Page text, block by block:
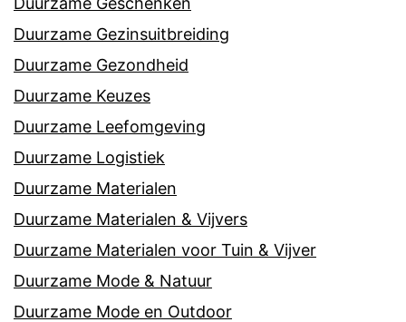
Duurzame Gezinsuitbreiding
Duurzame Gezondheid
Duurzame Keuzes
Duurzame Leefomgeving
Duurzame Logistiek
Duurzame Materialen
Duurzame Materialen & Vijvers
Duurzame Materialen voor Tuin & Vijver
Duurzame Mode & Natuur
Duurzame Mode en Outdoor